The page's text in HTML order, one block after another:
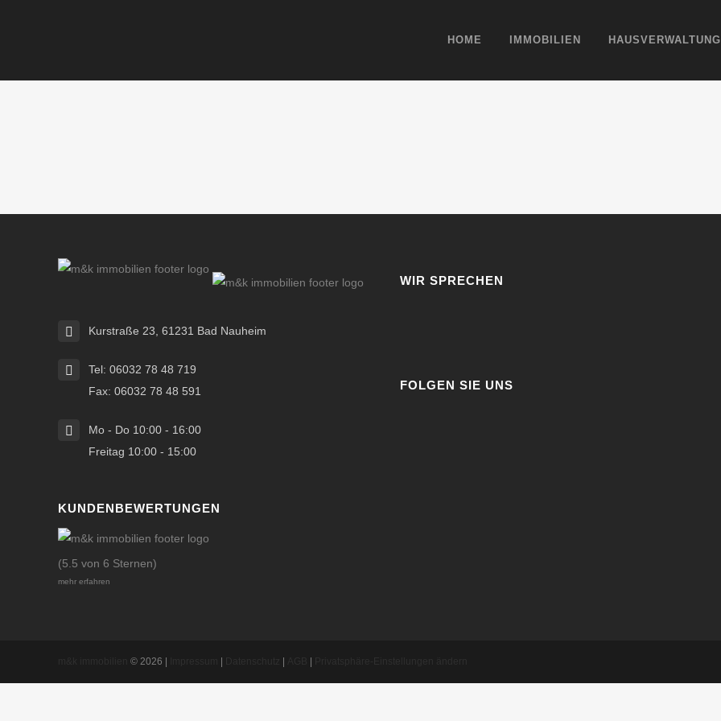
HOME IMMOBILIEN HAUSVERWALTUNG
Kurstraße 23, 61231 Bad Nauheim
Tel: 06032 78 48 719
Fax: 06032 78 48 591
Mo - Do 10:00 - 16:00
Freitag 10:00 - 15:00
KUNDENBEWERTUNGEN
(5.5 von 6 Sternen)
mehr erfahren
WIR SPRECHEN
FOLGEN SIE UNS
© 2026 |